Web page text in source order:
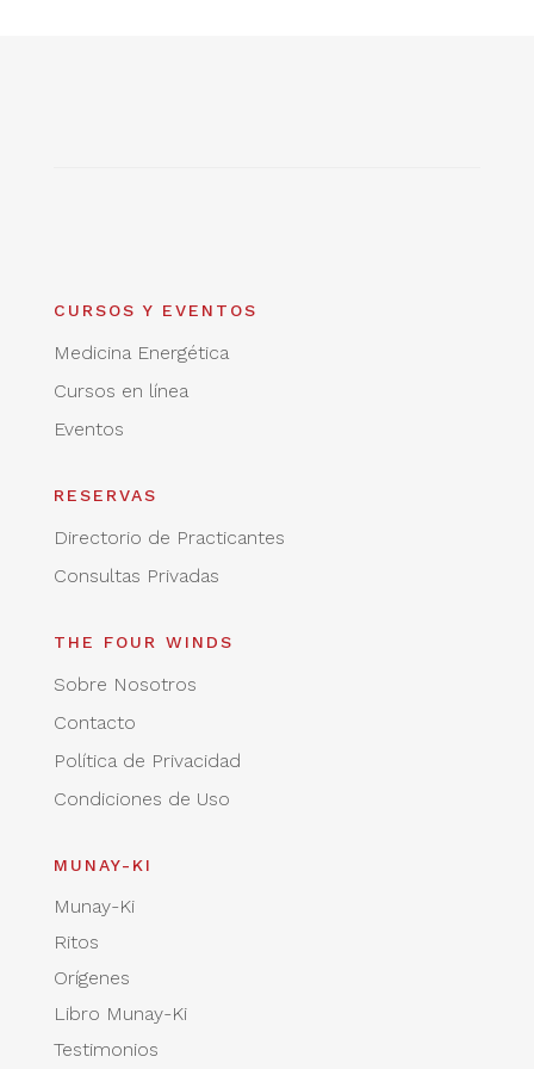
CURSOS Y EVENTOS
Medicina Energética
Cursos en línea
Eventos
RESERVAS
Directorio de Practicantes
Consultas Privadas
THE FOUR WINDS
Sobre Nosotros
Contacto
Política de Privacidad
Condiciones de Uso
MUNAY-KI
Munay-Ki
Ritos
Orígenes
Libro Munay-Ki
Testimonios